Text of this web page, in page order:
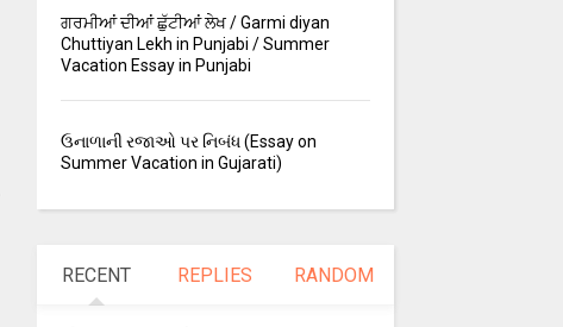
ਗਰਮੀਆਂ ਦੀਆਂ ਛੁੱਟੀਆਂ ਲੇਖ / Garmi diyan
Chuttiyan Lekh in Punjabi / Summer
Vacation Essay in Punjabi
ઉનાળાની રજાઓ પર નિબંધ (Essay on
Summer Vacation in Gujarati)
RECENT REPLIES RANDOM